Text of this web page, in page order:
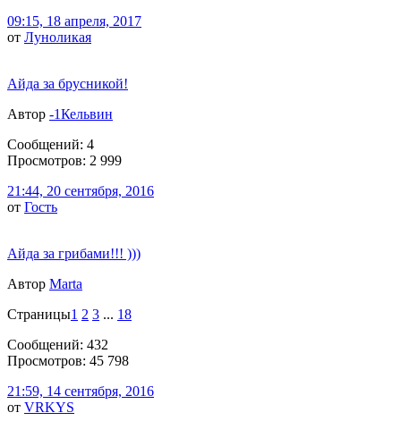
09:15, 18 апреля, 2017
от Луноликая
Айда за брусникой!
Автор -1Кельвин
Сообщений: 4
Просмотров: 2 999
21:44, 20 сентября, 2016
от Гоcть
Айда за грибами!!! )))
Автор Marta
Страницы1 2 3 ... 18
Сообщений: 432
Просмотров: 45 798
21:59, 14 сентября, 2016
от VRKYS